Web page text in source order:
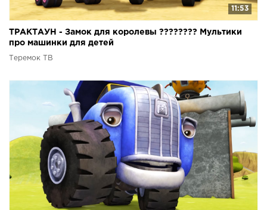
11:53
ТРАКТАУН - Замок для королевы ???????? Мультики
про машинки для детей
Теремок ТВ